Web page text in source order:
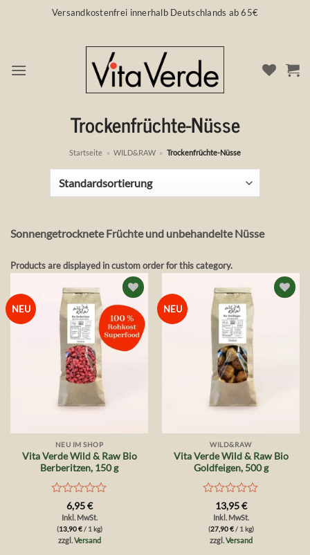
Versandkostenfrei innerhalb Deutschlands ab 65€
Trockenfrüchte-Nüsse
Startseite » WILD&RAW » Trockenfrüchte-Nüsse
Sonnengetrocknete Früchte und unbehandelte Nüsse
Products are displayed in custom order for this category.
NEU
Auf die
Wunschliste
NEU IM SHOP
Vita Verde Wild & Raw Bio
Berberitzen, 150 g
Bewertet
mit
0
von
6,95€
Inkl. MwSt.
(13,90€/ 1 kg)
zzgl.Versand
NEU
WILD&RAW
Vita Verde Wild & Raw Bio
Goldfeigen, 500 g
Bewertet
mit
0
von
13,95€
Inkl. MwSt.
(27,90€/ 1 kg)
zzgl.Versand